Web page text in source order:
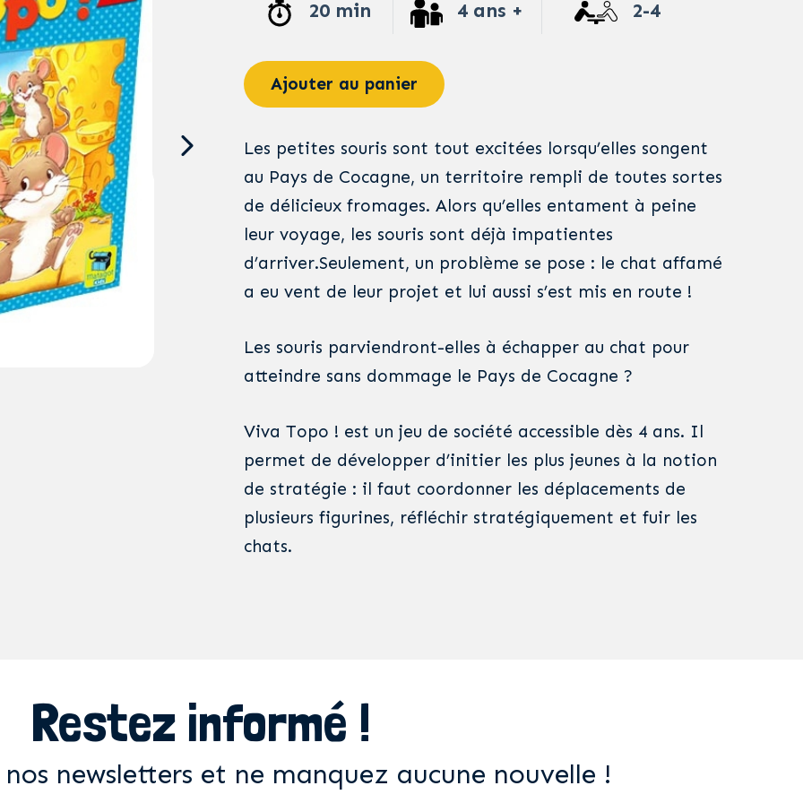
20 min 4 ans + 2-4
Ajouter au panier
Les petites souris sont tout excitées lorsqu’elles songent
au Pays de Cocagne, un territoire rempli de toutes sortes
de délicieux fromages. Alors qu’elles entament à peine
leur voyage, les souris sont déjà impatientes
d’arriver.Seulement, un problème se pose : le chat affamé
a eu vent de leur projet et lui aussi s’est mis en route !
Les souris parviendront-elles à échapper au chat pour
atteindre sans dommage le Pays de Cocagne ?
Viva Topo ! est un jeu de société accessible dès 4 ans. Il
permet de développer d’initier les plus jeunes à la notion
de stratégie : il faut coordonner les déplacements de
plusieurs figurines, réfléchir stratégiquement et fuir les
chats.
Restez informé !
newsletters et ne manquez aucune nouvelle !